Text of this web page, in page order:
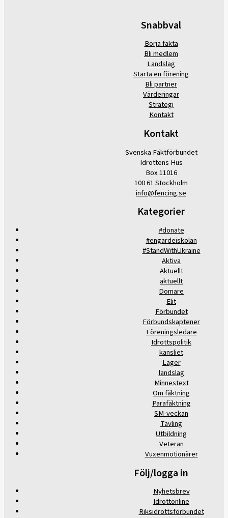
Snabbval
Börja fäkta
Bli medlem
Landslag
Starta en förening
Bli partner
Värderingar
Strategi
Kontakt
Kontakt
Svenska Fäktförbundet
Idrottens Hus
Box 11016
100 61 Stockholm
info@fencing.se
Kategorier
#donate
#engardeiskolan
#StandWithUkraine
Aktiva
Aktuellt
aktuellt
Domare
Elit
Förbundet
Förbundskaptener
Föreningsledare
Idrottspolitik
kansliet
Läger
landslag
Minnestext
Om fäktning
Parafäktning
SM-veckan
Tävling
Utbildning
Veteran
Vuxenmotionärer
Följ/logga in
Nyhetsbrev
Idrottonline
Riksidrottsförbundet